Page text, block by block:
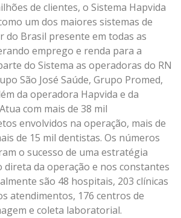
de clientes, o Sistema Hapvida
um dos maiores sistemas de
do Brasil presente em todas as
emprego e renda para a
do Sistema as operadoras do RN
São José Saúde, Grupo Promed,
da operadora Hapvida e da
com mais de 38 mil
envolvidos na operação, mais de
de 15 mil dentistas. Os números
o sucesso de uma estratégia
direta da operação e nos constantes
são 48 hospitais, 203 clínicas
atendimentos, 176 centros de
e coleta laboratorial.